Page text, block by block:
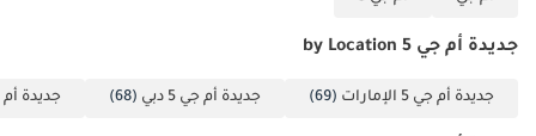
جديدة أم جي 5 by Location
جديدة أم جي 5 الإمارات (69) جديدة أم جي 5 دبي (68) جديدة أم جي 5